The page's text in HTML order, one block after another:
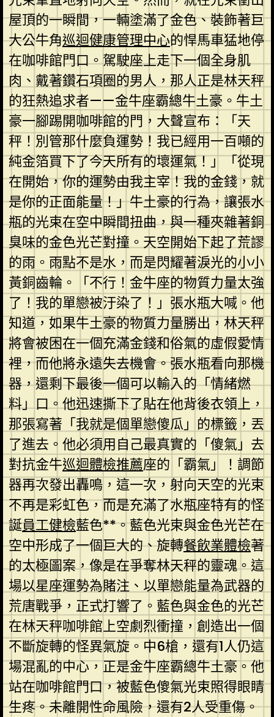
屋頂的一瞬間，一輛塗滿了金色、裝飾著巨
大公牛角巡迴健康管理中心的悍馬車猛地停
在咖啡館門口。駕駛座上走下一個全身肌
肉、戴著鑽石項圈的男人，那人正是林天秤
的狂熱追求者——金牛座霸總牛土豪。牛土
豪一腳踢開咖啡館的門，大聲宣布：「天
秤！別管那什麼負運勢！我已經用一百噸的
純金箔買下了今天所有的壞運氣！」「從現
在開始，你的運勢由我主宰！我的金錢，就
是你的正面能量！」牛土豪的行為，讓張水
瓶的光束在空中瞬間扭曲，與一種夾雜著銅
臭味的金色光芒對撞。天空開始下起了荒謬
的雨。雨點不是水，而是閃耀著淚光的小小
黃銅齒輪。「不行！金牛座的物質力量太強
了！我的單戀被汙染了！」張水瓶大喊。他
知道，如果牛土豪的物質力量勝出，林天秤
將會被困在一個充滿金錢和俗氣的虛假愛情
裡，而他將永遠失去機會。張水瓶看向那機
器，還剩下最後一個可以輸入的「情緒燃
料」口。他迅速撕下了貼在他背後衣領上，
那張寫著「我就是個單戀傻瓜」的標籤，丟
了進去。他必須用自己最真實的「傻氣」去
對抗金牛巡迴體檢推薦座的「霸氣」！調節
器再次發出轟鳴，這一次，射向天空的光束
不再是彩虹色，而是充滿了水瓶座特有的怪
誕員工健檢藍色**。藍色光束與金色光芒在
空中形成了一個巨大的、旋轉餐飲業體檢著
的太極圖案，像是在爭奪林天秤的靈魂。這
場以星座運勢為賭注、以單戀能量為武器的
荒唐戰爭，正式打響了。藍色與金色的光芒
在林天秤咖啡館上空劇烈衝撞，創造出一個
不斷旋轉的怪異氣旋。中6槍，還有1人仍這
場混亂的中心，正是金牛座霸總牛土豪。他
站在咖啡館門口，被藍色傻氣光束照得眼睛
生疼。未離開性命風險，還有2人受重傷。